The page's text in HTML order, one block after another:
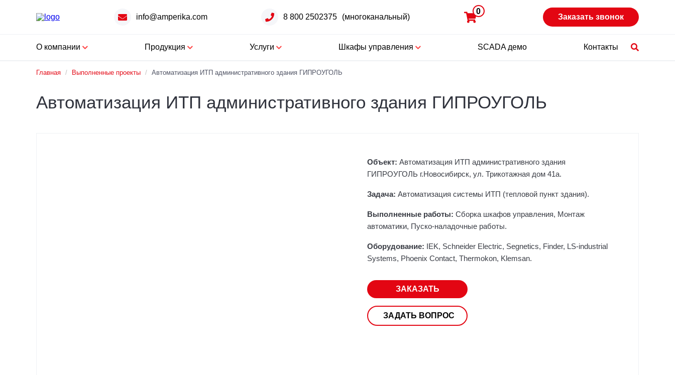
info@amperika.com 8 800 2502375 (многоканальный)
0
Заказать звонок
О компании Продукция Услуги Шкафы управления SCADA демо Контакты
Главная / Выполненные проекты / Автоматизация ИТП административного здания ГИПРОУГОЛЬ
Автоматизация ИТП административного здания ГИПРОУГОЛЬ
Объект: Автоматизация ИТП административного здания
ГИПРОУГОЛЬ г.Новосибирск, ул. Трикотажная дом 41а.
Задача: Автоматизация системы ИТП (тепловой пункт здания).
Выполненные работы: Сборка шкафов управления, Монтаж
автоматики, Пуско-наладочные работы.
Оборудование: IEK, Schneider Electric, Segnetics, Finder, LS-industrial
Systems, Phoenix Contact, Thermokon, Klemsan.
ЗАКАЗАТЬ
ЗАДАТЬ ВОПРОС